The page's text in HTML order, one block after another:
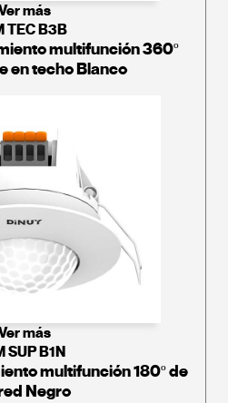
más
TEC B3B
multifunción 360º
en techo Blanco
más
SUP B1N
multifunción 180º de
Negro